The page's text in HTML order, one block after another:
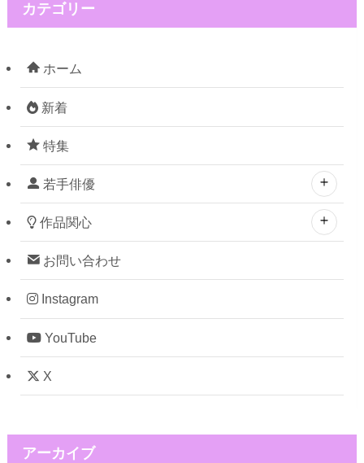
カテゴリー
ホーム
新着
特集
若手俳優
作品関心
お問い合わせ
Instagram
YouTube
X
アーカイブ